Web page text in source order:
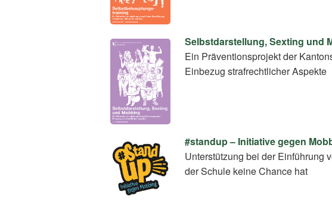
Selbstdarstellung, Sexting und
Ein Präventionsprojekt der
Einbezug strafrechtlicher Aspekte
#standup – Initiative gegen
Unterstützung bei der Einführung
der Schule keine Chance hat